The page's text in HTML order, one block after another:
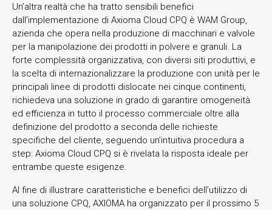
Un’altra realtà che ha tratto sensibili benefici
dall’implementazione di Axioma Cloud CPQ è WAM Group,
azienda che opera nella produzione di macchinari e valvole
per la manipolazione dei prodotti in polvere e granuli. La
forte complessità organizzativa, con diversi siti produttivi, e
la scelta di internazionalizzare la produzione con unità per le
principali linee di prodotti dislocate nei cinque continenti,
richiedeva una soluzione in grado di garantire omogeneità
ed efficienza in tutto il processo commerciale oltre alla
definizione del prodotto a seconda delle richieste
specifiche del cliente, seguendo un’intuitiva procedura a
step: Axioma Cloud CPQ si è rivelata la risposta ideale per
entrambe queste esigenze.
Al fine di illustrare caratteristiche e benefici dell’utilizzo di
una soluzione CPQ, AXIOMA ha organizzato per il prossimo 5